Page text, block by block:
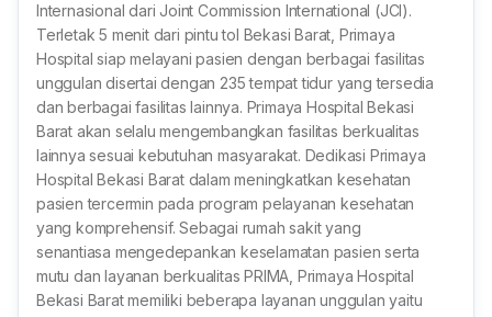
Internasional dari Joint Commission International (JCI).
Terletak 5 menit dari pintu tol Bekasi Barat, Primaya
Hospital siap melayani pasien dengan berbagai fasilitas
unggulan disertai dengan 235 tempat tidur yang tersedia
dan berbagai fasilitas lainnya. Primaya Hospital Bekasi
Barat akan selalu mengembangkan fasilitas berkualitas
lainnya sesuai kebutuhan masyarakat. Dedikasi Primaya
Hospital Bekasi Barat dalam meningkatkan kesehatan
pasien tercermin pada program pelayanan kesehatan
yang komprehensif. Sebagai rumah sakit yang
senantiasa mengedepankan keselamatan pasien serta
mutu dan layanan berkualitas PRIMA, Primaya Hospital
Bekasi Barat memiliki beberapa layanan unggulan yaitu